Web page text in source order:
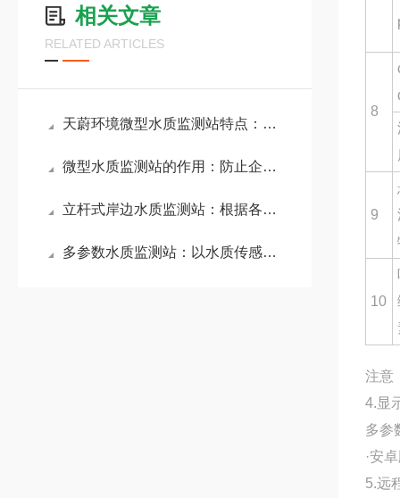
相关文章
RELATED ARTICLES
天蔚环境微型水质监测站特点：低检测下限，满足地表水在线监测规范要求
微型水质监测站的作用：防止企业超标排放废水，保护周边水环境安全
立杆式岸边水质监测站：根据各类参数及时发现潜在问题，保障岸边水生态平衡
多参数水质监测站：以水质传感器为核心，精准监测水温、电导率等关键指标
8
9
10
注意
4.显
多参
·安
5.远